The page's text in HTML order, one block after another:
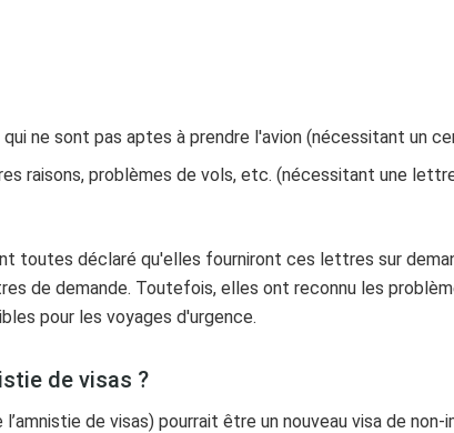
ne sont pas aptes à prendre l'avion (nécessitant un
raisons, problèmes de vols, etc. (nécessitant une
toutes déclaré qu'elles fourniront ces lettres sur
de demande. Toutefois, elles ont reconnu les
pour les voyages d'urgence.
de visas ?
de visas) pourrait être un nouveau visa de non-